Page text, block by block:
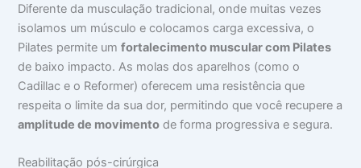
Diferente da musculação tradicional, onde muitas vezes
isolamos um músculo e colocamos carga excessiva, o
Pilates permite umfortalecimento muscular com Pilates
de baixo impacto. As molas dos aparelhos (como o
Cadillac e o Reformer) oferecem uma resistência que
respeita o limite da sua dor, permitindo que você recupere a
amplitude de movimento de forma progressiva e segura.
Reabilitação pós-cirúrgica